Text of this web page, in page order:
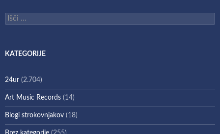
Išči:
KATEGORIJE
24ur (2.704)
Art Music Records (14)
Blogi strokovnjakov (18)